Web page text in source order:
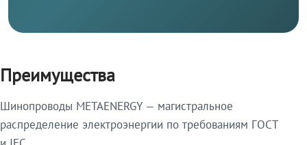
Преимущества
Шинопроводы METAENERGY — магистральное
распределение электроэнергии по требованиям ГОСТ